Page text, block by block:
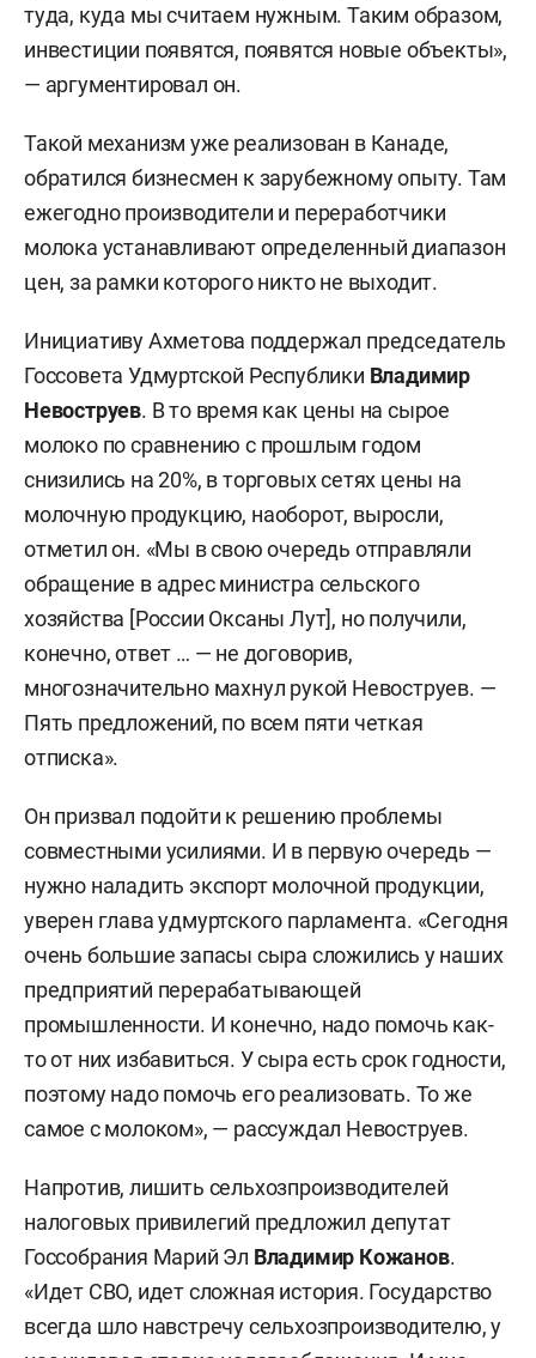
туда, куда мы считаем нужным. Таким образом,
инвестиции появятся, появятся новые объекты»,
— аргументировал он.
Такой механизм уже реализован в Канаде,
обратился бизнесмен к зарубежному опыту. Там
ежегодно производители и переработчики
молока устанавливают определенный диапазон
цен, за рамки которого никто не выходит.
Инициативу Ахметова поддержал председатель
Госсовета Удмуртской Республики Владимир
Невоструев. В то время как цены на сырое
молоко по сравнению с прошлым годом
снизились на 20%, в торговых сетях цены на
молочную продукцию, наоборот, выросли,
отметил он. «Мы в свою очередь отправляли
обращение в адрес министра сельского
хозяйства [России Оксаны Лут], но получили,
конечно, ответ … — не договорив,
многозначительно махнул рукой Невоструев. —
Пять предложений, по всем пяти четкая
отписка».
Он призвал подойти к решению проблемы
совместными усилиями. И в первую очередь —
нужно наладить экспорт молочной продукции,
уверен глава удмуртского парламента. «Сегодня
очень большие запасы сыра сложились у наших
предприятий перерабатывающей
промышленности. И конечно, надо помочь как-
то от них избавиться. У сыра есть срок годности,
поэтому надо помочь его реализовать. То же
самое с молоком», — рассуждал Невоструев.
Напротив, лишить сельхозпроизводителей
налоговых привилегий предложил депутат
Госсобрания Марий Эл Владимир Кожанов.
«Идет СВО, идет сложная история. Государство
всегда шло навстречу сельхозпроизводителю, у